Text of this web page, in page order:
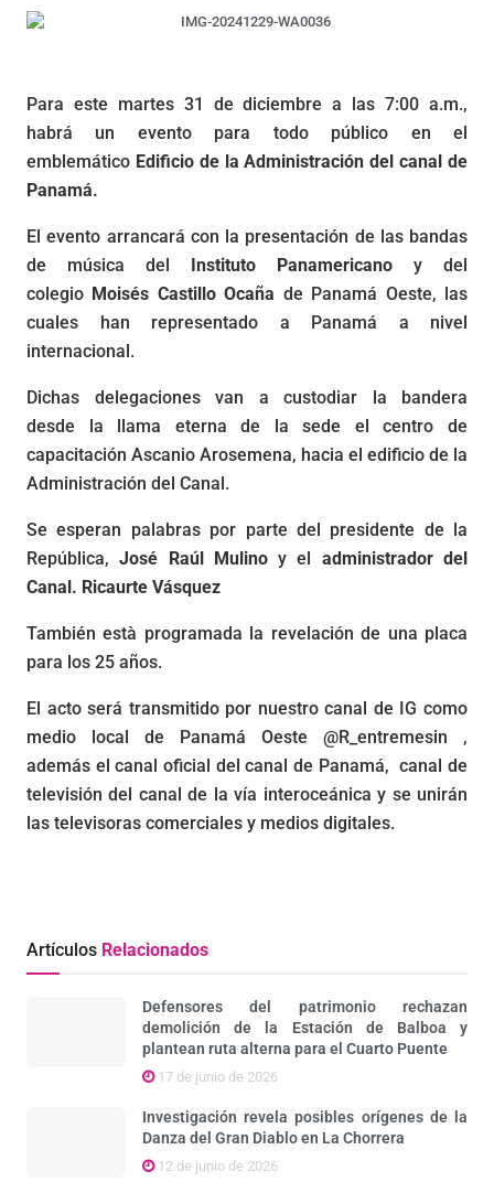
Para este martes 31 de diciembre a las 7:00 a.m.,
habrá un evento para todo público en el
emblemático Edificio de la Administración del canal de
Panamá.
El evento arrancará con la presentación de las bandas
de música del Instituto Panamericano y del
colegio Moisés Castillo Ocaña de Panamá Oeste, las
cuales han representado a Panamá a nivel
internacional.
Dichas delegaciones van a custodiar la bandera
desde la llama eterna de la sede el centro de
capacitación Ascanio Arosemena, hacia el edificio de la
Administración del Canal.
Se esperan palabras por parte del presidente de la
República,José Raúl Mulinoy el administrador del
Canal. Ricaurte Vásquez
También està programada la revelación de una placa
para los 25 años.
El acto será transmitido por nuestro canal de IG como
medio local de Panamá Oeste @R_entremesin ,
además el canal oficial del canal de Panamá, canal de
televisión del canal de la vía interoceánica y se unirán
las televisoras comerciales y medios digitales.
Artículos Relacionados
Defensores del patrimonio rechazan
demolición de la Estación de Balboa y
plantean ruta alterna para el Cuarto Puente
17 de junio de 2026
Investigación revela posibles orígenes de la
Danza del Gran Diablo en La Chorrera
12 de junio de 2026